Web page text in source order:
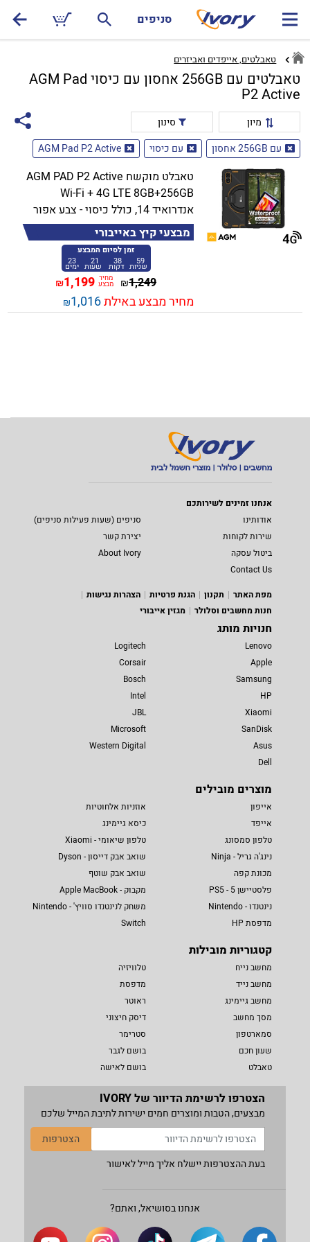
סניפים
טאבלטים, אייפדים ואביזרים
טאבלטים עם 256GB אחסון עם כיסוי AGM Pad
P2 Active
מיון
סינון
עם 256GB אחסון
עם כיסוי AGM Pad P2 Active
טאבלט מוקשח AGM PAD P2 Active
Wi-Fi + 4G LTE 8GB+256GB
אנדרואיד 14, כולל כיסוי - צבע אפור
מבצעי קיץ באייבורי
זמן לסיום המבצע
59
שניות 38
דקות 21
שעות 23
ימים
1,249
₪ מחיר
מבצע 1,199
₪
מחיר מבצע באילת1,016
₪
אנחנו זמינים לשירותכם
אודותינו
סניפים (שעות פעילות סניפים)
שירות לקוחות
יצירת קשר
ביטול עסקה
About Ivory
Contact Us
מפת האתר
תקנון הגנת פרטיות
הצהרות נגישות
חנות מחשבים וסלולר
מגזין אייבורי
חנויות מותג
Lenovo
Apple
Samsung
HP
Xiaomi
SanDisk
Asus
Dell
Logitech
Corsair
Bosch
Intel
JBL
Microsoft
Western Digital
מוצרים מובילים
אייפון
אייפד
טלפון סמסונג
נינג'ה גריל - Ninja
מכונת קפה
פלסטיישן 5 - PS5
נינטנדו - Nintendo
מדפסת HP
אוזניות אלחוטיות
כיסא גיימינג
טלפון שיאומי - Xiaomi
שואב אבק דייסון - Dyson
שואב אבק שוטף
מקבוק - Apple MacBook
משחק לנינטנדו סוויץ' - Nintendo
Switch
קטגוריות מובילות
מחשב נייח
מחשב נייד
מחשב גיימינג
מסך מחשב
סמארטפון
שעון חכם
טאבלט
טלוויזיה
מדפסת
ראוטר
דיסק חיצוני
סטרימר
בושם לגבר
בושם לאישה
הצטרפו לרשימת הדיוור של IVORY
מבצעים, הטבות ומוצרים חמים ישירות לתיבת המייל שלכם
הצטרפות
בעת ההצטרפות יישלח אליך מייל לאישור
אנחנו בסושיאל, ואתם?